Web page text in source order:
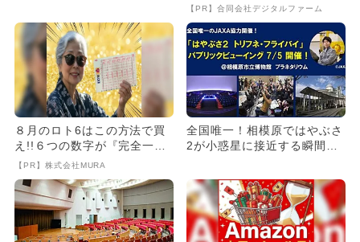
【PR】合同会社デジタルファーム
８月のロト6はこの方法で買
え!!６つの数字が『完全一
致』する方法
【PR】株式会社MURA
全国唯一！相模原ではやぶさ
2が小惑星に接近する瞬間を
う！